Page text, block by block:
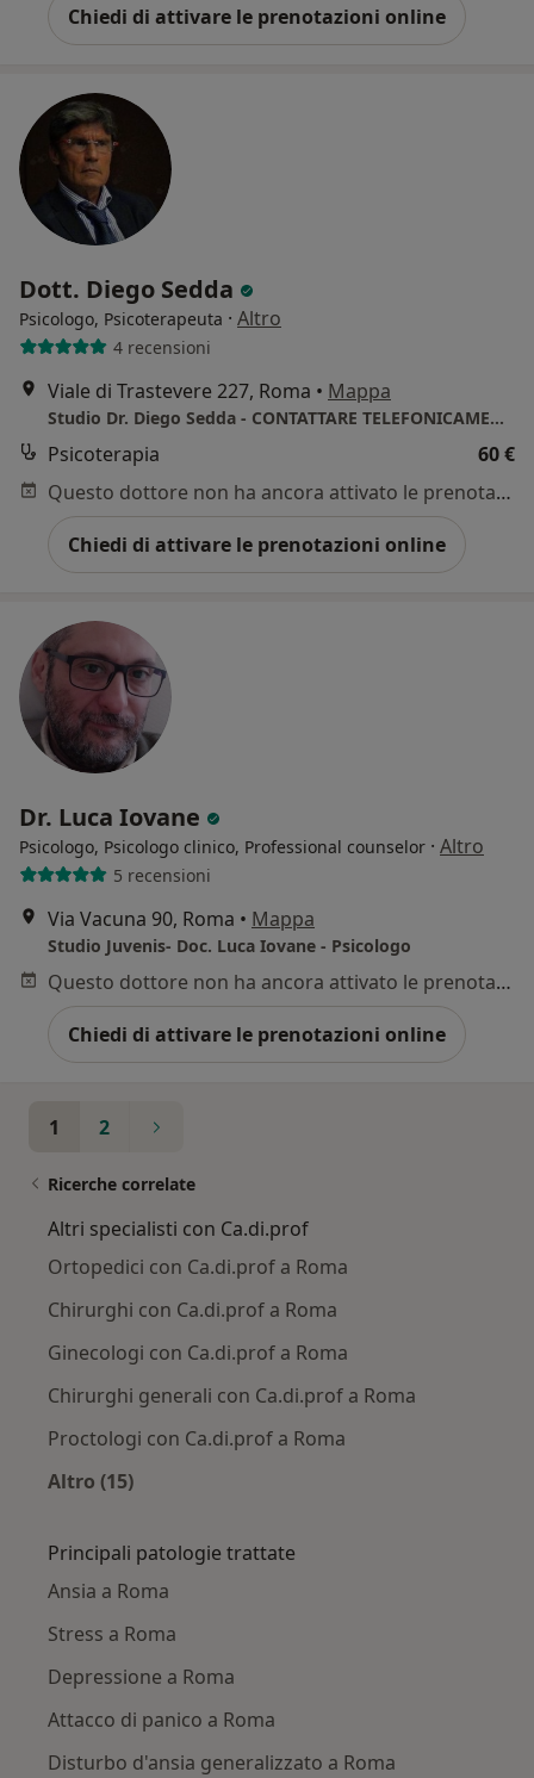
Chiedi di attivare le prenotazioni online
Dott. Diego Sedda
Psicologo, Psicoterapeuta · Altro
4 recensioni
Viale di Trastevere 227, Roma • Mappa
Studio Dr. Diego Sedda - CONTATTARE TELEFONICAMENTE PER ULTERIORI DISPONIBILITA' ORARIE
Psicoterapia
60 €
Questo dottore non ha ancora attivato le prenotazioni online presso questo indirizzo.
Chiedi di attivare le prenotazioni online
Dr. Luca Iovane
Psicologo, Psicologo clinico, Professional counselor · Altro
5 recensioni
Via Vacuna 90, Roma • Mappa
Studio Juvenis- Doc. Luca Iovane - Psicologo
Questo dottore non ha ancora attivato le prenotazioni online presso questo indirizzo.
Chiedi di attivare le prenotazioni online
1 2
Ricerche correlate
Altri specialisti con Ca.di.prof
Ortopedici con Ca.di.prof a Roma
Chirurghi con Ca.di.prof a Roma
Ginecologi con Ca.di.prof a Roma
Chirurghi generali con Ca.di.prof a Roma
Proctologi con Ca.di.prof a Roma
Altro (15)
Principali patologie trattate
Ansia a Roma
Stress a Roma
Depressione a Roma
Attacco di panico a Roma
Disturbo d'ansia generalizzato a Roma